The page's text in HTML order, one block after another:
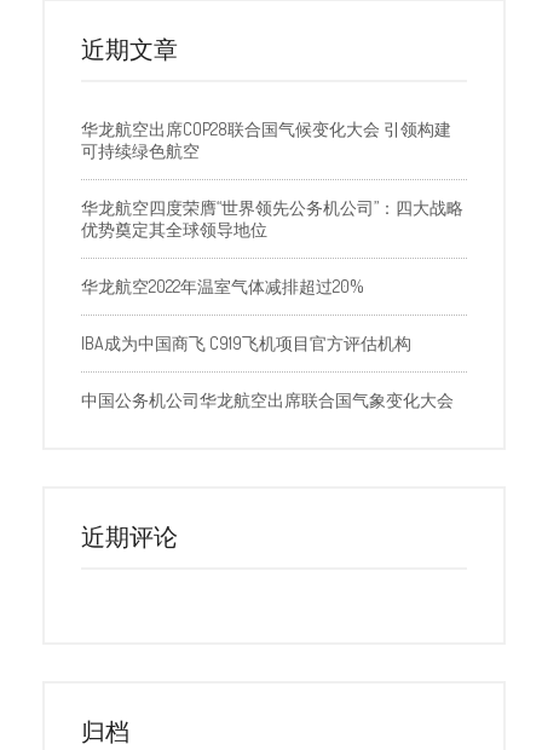
近期文章
华龙航空出席COP28联合国气候变化大会 引领构建
可持续绿色航空
华龙航空四度荣膺“世界领先公务机公司”：四大战略
优势奠定其全球领导地位
华龙航空2022年温室气体减排超过20%
IBA成为中国商飞 C919飞机项目官方评估机构
中国公务机公司华龙航空出席联合国气象变化大会
近期评论
归档